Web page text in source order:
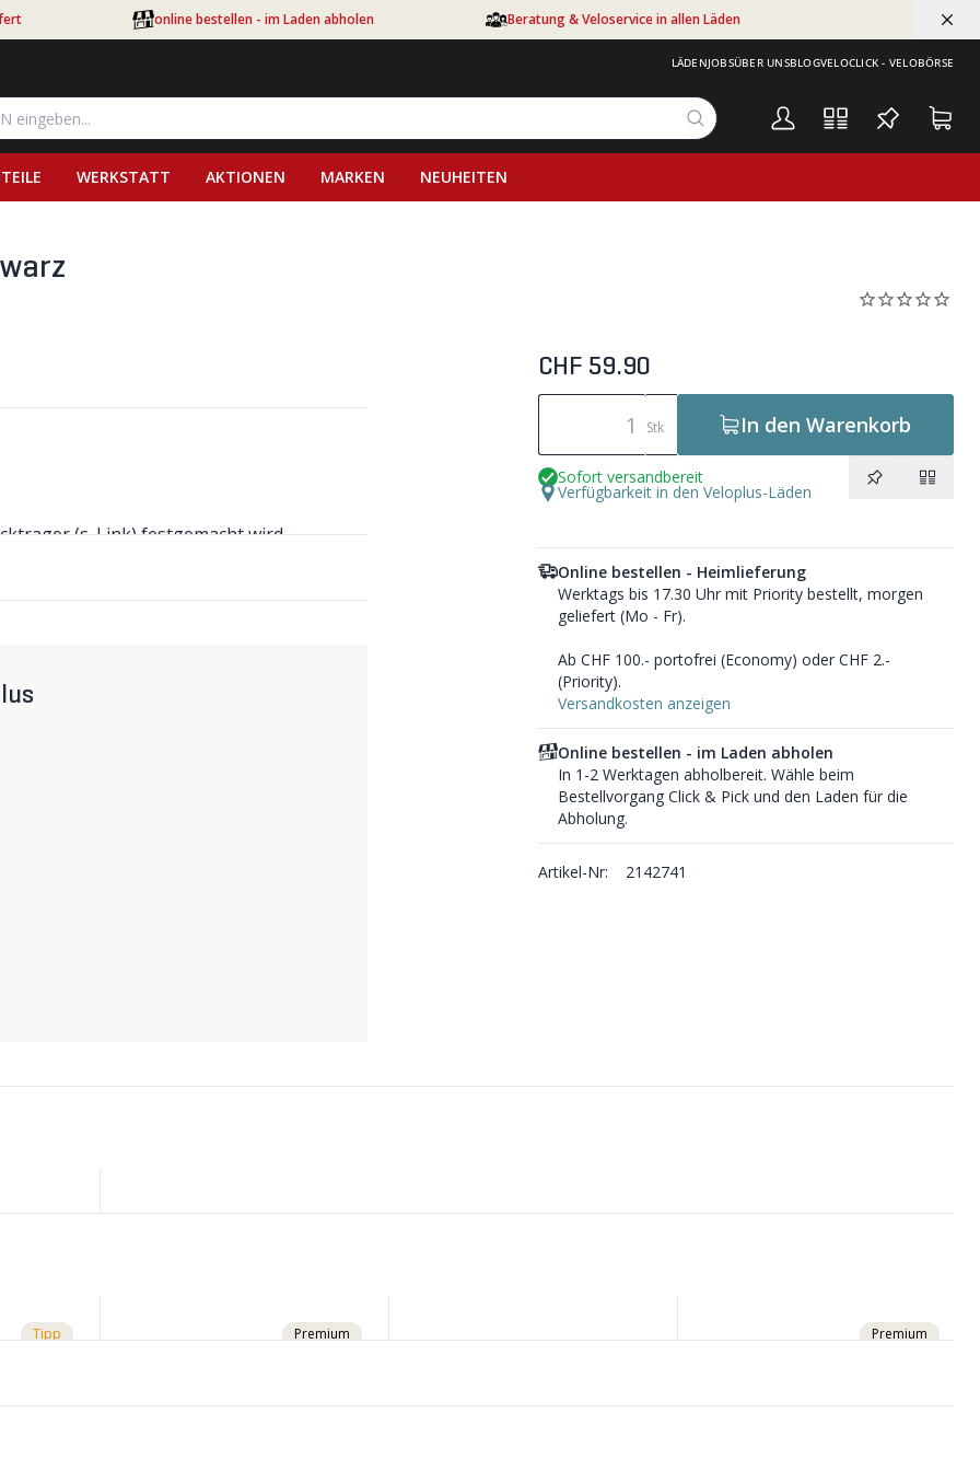
online bestellen - im Laden abholen Beratung & Veloservice in allen Läden
LÄDENJOBSÜBER UNSBLOGVELOCLICK - VELOBÖRSE
WERKSTATT AKTIONEN MARKEN NEUHEITEN
(s. Link) festgemacht wird.
Druck auf die Auslösetaste am Korb und
Beachten Sie bei der
selben Generation sind, da die erste und
CHF 59.90
Stk In den Warenkorb
Sofort versandbereit
Verfügbarkeit in den Veloplus-Läden
Online bestellen - Heimlieferung
Werktags bis 17.30 Uhr mit Priority bestellt, morgen
geliefert (Mo - Fr).
Ab CHF 100.- portofrei (Economy) oder CHF 2.-
(Priority).
Versandkosten anzeigen
Online bestellen - im Laden abholen
In 1-2 Werktagen abholbereit. Wähle beim
Bestellvorgang Click & Pick und den Laden für die
Abholung.
Artikel-Nr: 2142741
Tipp Premium Premium